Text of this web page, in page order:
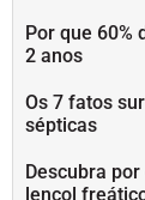
Por que 60%
2 anos
Os 7 fatos
sépticas
Descubra
lençol